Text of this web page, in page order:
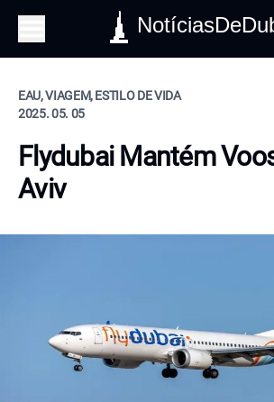
EAU, VIAGEM, ESTILO DE VIDA
2025. 05. 05
Flydubai Mantém
Aviv